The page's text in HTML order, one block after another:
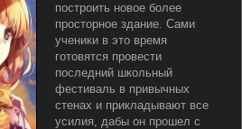
построить новое более
просторное здание. Сами
ученики в это время
готовятся провести
последний школьный
фестиваль в привычных
стенах и прикладывают все
усилия, дабы он прошел с